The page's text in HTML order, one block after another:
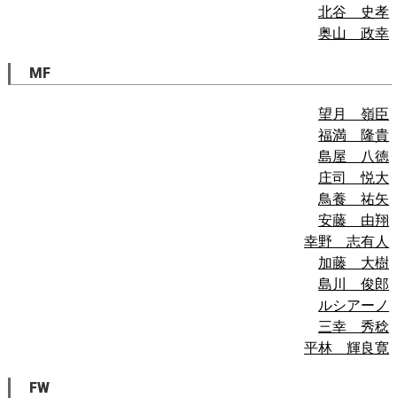
北谷 史孝
奥山 政幸
MF
望月 嶺臣
福満 隆貴
島屋 八徳
庄司 悦大
鳥養 祐矢
安藤 由翔
幸野 志有人
加藤 大樹
島川 俊郎
ルシアーノ
三幸 秀稔
平林 輝良寛
FW